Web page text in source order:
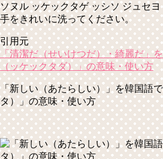
ソヌル ッケックタゲ ッシソ ジュセヨ
手をきれいに洗ってください。
引用元
「清潔だ（せいけつだ）・綺麗だ」
（ッケックタダ）」の意味・使い方
「新しい（あたらしい）」を韓国語
タ）」の意味・使い方